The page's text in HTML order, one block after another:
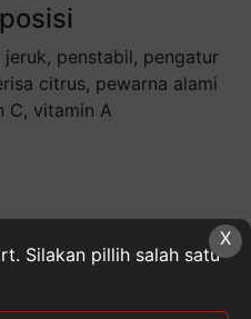
penstabil, pengatur
citrus, pewarna alami
C, vitamin A
menggunakan
X
Silakan pillih salah satu